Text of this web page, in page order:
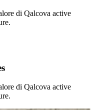
di Qalcova active
di Qalcova active